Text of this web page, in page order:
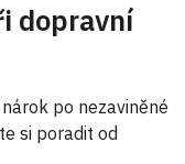
dopravní
po nezaviněné
si poradit od